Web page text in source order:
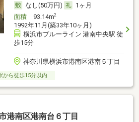
なし(50万円)
1ヶ月
面積93.14m2
1992年11月(築33年10ヶ月)
横浜市ブルーライン 港南中央駅 徒
歩15分
神奈川県横浜市港南区港南５丁目
から徒歩15分以内
港南区港南台６丁目